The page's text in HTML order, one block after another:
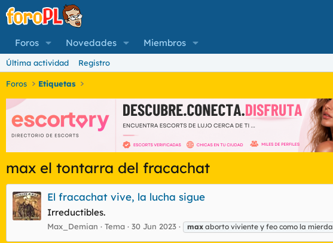
Foros Novedades Miembros
Última actividad Registro
Foros Etiquetas
max el tontarra del fracachat
El fracachat vive, la lucha sigue
Irreductibles.
Max_Demian Tema 30 Jun 2023 max aborto viviente y feo como la mierda